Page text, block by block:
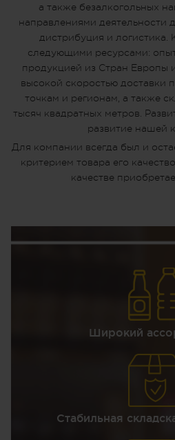
а также безалкогольных
направлениями деятельности
дистрибуция и логистика.
следующими ресурсами:
продукцией из Стран Европы
высокой скоростью доставки
точкам и регионам, а также
тысяч квадратных метров.
развитие нашей
Для компании всегда был и
критерием товара его
качестве
Широкий
Стабильная